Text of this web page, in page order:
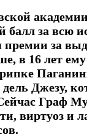
балл за всю
премии за
в 16 лет
Джезу,
Граф
виртуоз и